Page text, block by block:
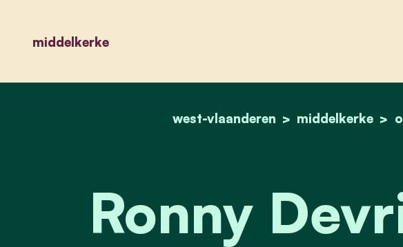
middelkerke
home
west-vlaanderen middelkerke
ronny
Ronny